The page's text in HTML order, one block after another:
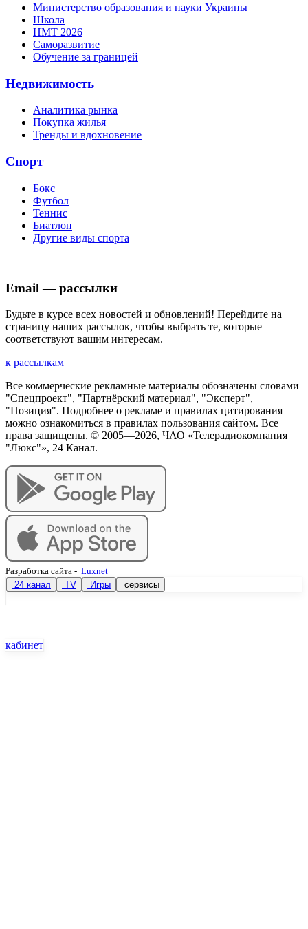
Министерство образования и науки Украины
Школа
НМТ 2026
Саморазвитие
Обучение за границей
Недвижимость
Аналитика рынка
Покупка жилья
Тренды и вдохновение
Спорт
Бокс
Футбол
Теннис
Биатлон
Другие виды спорта
Email — рассылки
Будьте в курсе всех новостей и обновлений! Перейдите на
страницу наших рассылок, чтобы выбрать те, которые
соответствуют вашим интересам.
к рассылкам
Все коммерческие рекламные материалы обозначены словами
"Спецпроект", "Партнёрский материал", "Эксперт",
"Позиция". Подробнее о рекламе и правилах цитирования
можно ознакомиться в правилах пользования сайтом. Все
права защищены. © 2005—2026, ЧАО «Телерадиокомпания
"Люкс"», 24 Канал.
Разработка сайта - Luxnet
24 канал
TV Игры сервисы
кабинет